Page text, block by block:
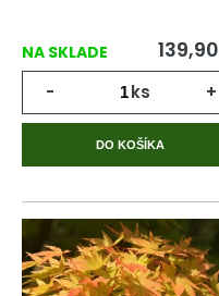
NA SKLADE 139,90
- ks +
DO KOŠÍKA